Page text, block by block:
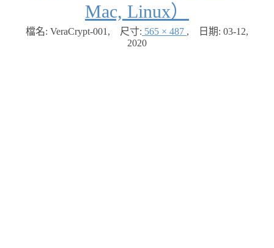
Mac, Linux）
檔名: VeraCrypt-001 , 尺寸: 565 × 487 , 日期: 03-12,
2020